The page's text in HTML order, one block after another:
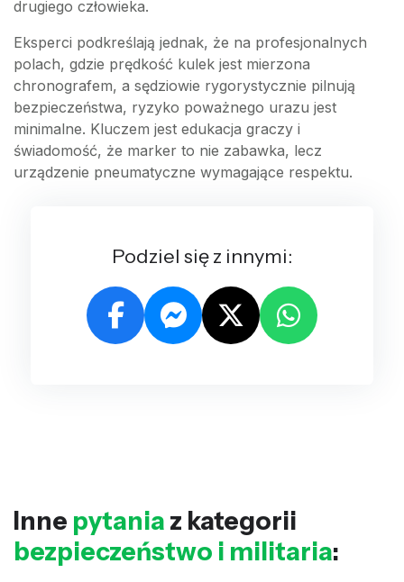
drugiego człowieka.
Eksperci podkreślają jednak, że na profesjonalnych
polach, gdzie prędkość kulek jest mierzona
chronografem, a sędziowie rygorystycznie pilnują
bezpieczeństwa, ryzyko poważnego urazu jest
minimalne. Kluczem jest edukacja graczy i
świadomość, że marker to nie zabawka, lecz
urządzenie pneumatyczne wymagające respektu.
Podziel się z innymi:
Inne pytania z kategorii
bezpieczeństwo i militaria: